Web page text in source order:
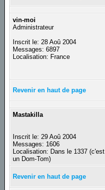
vin-moi
Administrateur
Inscrit le: 28 Aoû 2004
Messages: 6897
Localisation: France
Revenir en haut de page
Mastakilla
Inscrit le: 29 Aoû 2004
Messages: 1606
Localisation: Dans le 1337 (c'est
un Dom-Tom)
Revenir en haut de page